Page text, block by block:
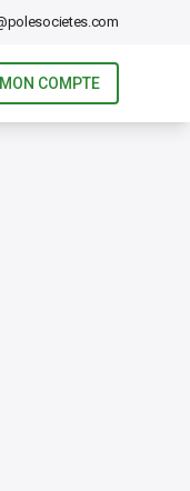
MON COMPTE